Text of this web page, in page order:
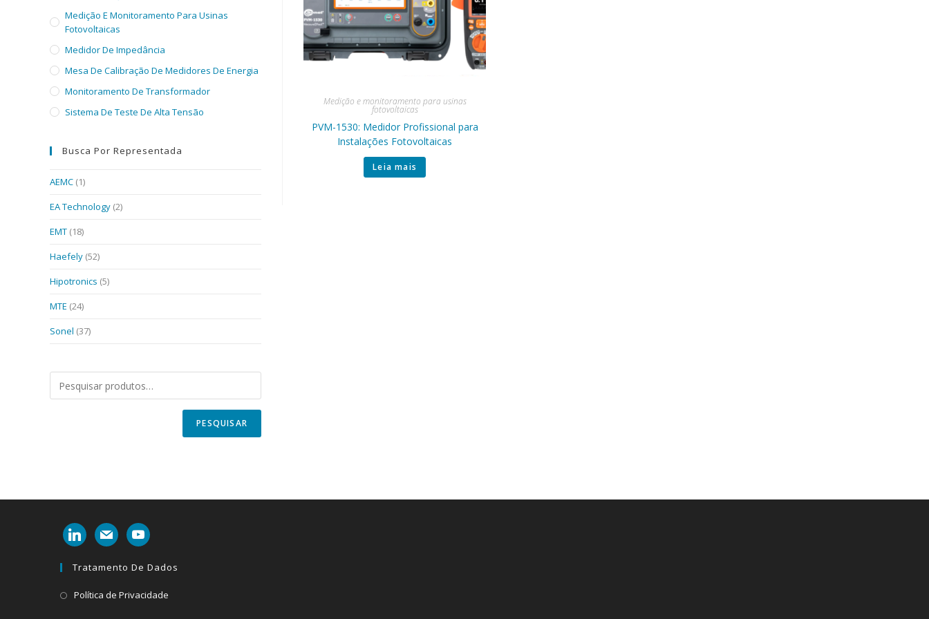
Medição e monitoramento para usinas
fotovoltaicas
PVM-1530: Medidor Profissional para
Instalações Fotovoltaicas
Leia mais
Medição E Monitoramento Para Usinas
Fotovoltaicas
Medidor De Impedância
Mesa De Calibração De Medidores De Energia
Monitoramento De Transformador
Sistema De Teste De Alta Tensão
Busca Por Representada
AEMC (1)
EA Technology (2)
EMT (18)
Haefely (52)
Hipotronics (5)
MTE (24)
Sonel (37)
PESQUISAR
linkedinmail youtube
Tratamento De Dados
Política de Privacidade